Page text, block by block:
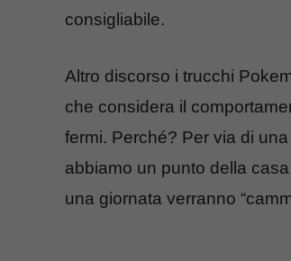
consigliabile.
Altro discorso i trucchi
che considera il
fermi. Perché? Per via di
abbiamo un punto della
una giornata verranno